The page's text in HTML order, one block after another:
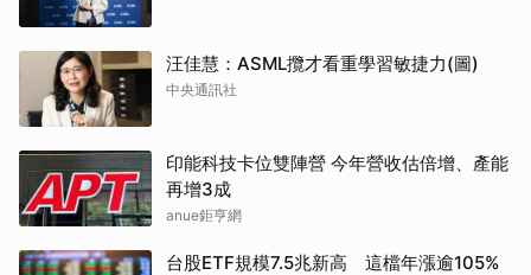
汪佳慧：ASML攬才看重學習敏捷力(圖)
中央通訊社
印能科技卡位雙陣營 今年營收估倍增、產能
再增3成
anue鉅亨網
台股ETF規模7.5兆新高 這檔年漲逾105%